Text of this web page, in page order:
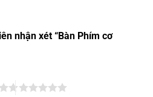
nhận xét “Bàn Phím cơ